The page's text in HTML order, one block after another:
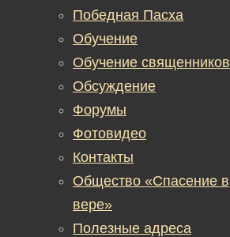
Победная Пасха
Обучение
Обучение священников
Обсуждение
Форумы
Фотовидео
Контакты
Общество «Спасение в
вере»
Полезные адреса